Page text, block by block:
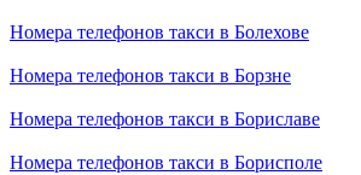
Номера телефонов такси в Болехове
Номера телефонов такси в Борзне
Номера телефонов такси в Бориславе
Номера телефонов такси в Борисполе